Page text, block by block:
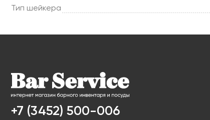
Тип шейкера
+7 (3452) 500-006